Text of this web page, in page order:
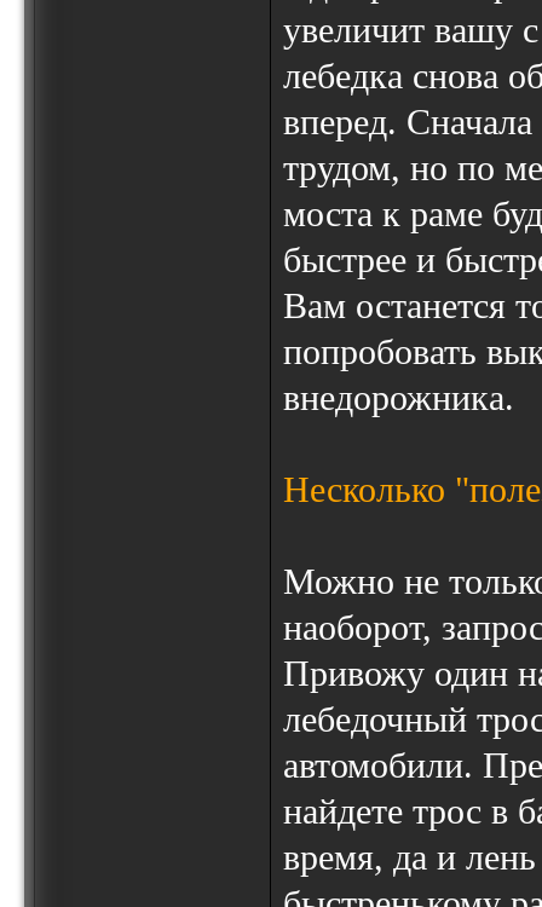
увеличит вашу
лебедка снова
вперед.
трудом, но по
моста к раме
быстрее и
Вам останется
попробовать
внедорожника.
Несколько
Можно не
наоборот,
Привожу один
лебедочный
автомобили.
найдете трос в
время, да и